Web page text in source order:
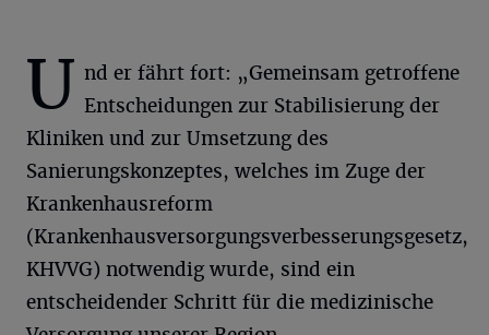
U nd er fährt fort: „Gemeinsam getroffene
Entscheidungen zur Stabilisierung der
Kliniken und zur Umsetzung des
Sanierungskonzeptes, welches im Zuge der
Krankenhausreform
(Krankenhausversorgungsverbesserungsgesetz,
KHVVG) notwendig wurde, sind ein
entscheidender Schritt für die medizinische